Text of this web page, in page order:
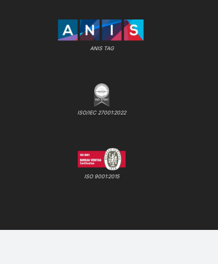
ANIS TAG
ISO/IEC 27001:2022
ISO 9001:2015